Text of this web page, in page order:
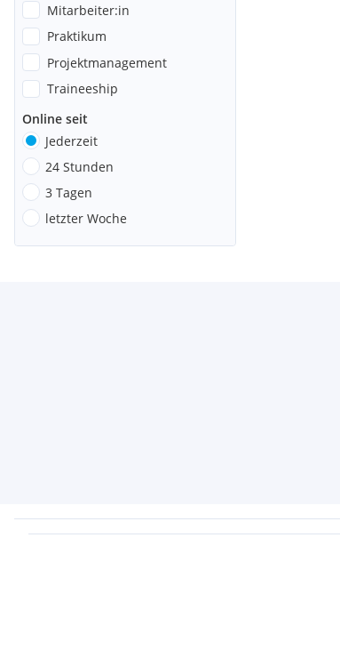
Mitarbeiter:in
Praktikum
Projektmanagement
Traineeship
Online seit
Jederzeit
24 Stunden
3 Tagen
letzter Woche